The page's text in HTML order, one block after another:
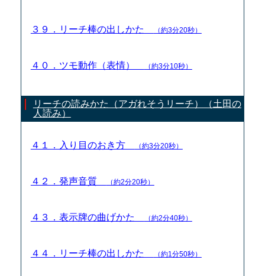
３９．リーチ棒の出しかた （約3分20秒）
４０．ツモ動作（表情） （約3分10秒）
リーチの読みかた（アガれそうリーチ）（土田の
人読み）
４１．入り目のおき方 （約3分20秒）
４２．発声音質 （約2分20秒）
４３．表示牌の曲げかた （約2分40秒）
４４．リーチ棒の出しかた （約1分50秒）